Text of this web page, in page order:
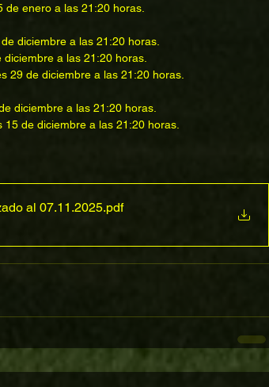
enero a las 21:20 horas.
diciembre a las 21:20 horas.
a las 21:20 horas.
29 de diciembre a las 21:20 horas.
diciembre a las 21:20 horas.
de diciembre a las 21:20 horas.
al 07.11.2025.pdf